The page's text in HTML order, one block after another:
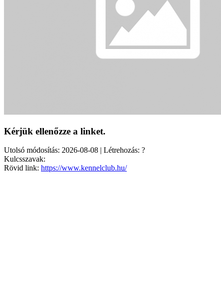
Kérjük ellenőzze a linket.
Utolsó módosítás: 2026-08-08 | Létrehozás: ?
Kulcsszavak:
Rövid link: https://www.kennelclub.hu/